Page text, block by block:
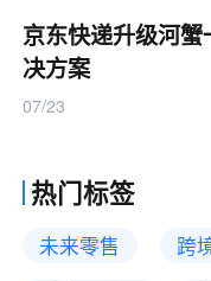
京东快递升级河
决方案
07/23
热门标签
未来零售 跨